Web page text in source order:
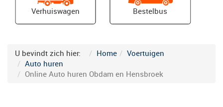
Verhuiswagen Bestelbus
Previous
U bevindt zich hier: Home
Voertuigen
Auto huren
Online Auto huren Obdam en Hensbroek